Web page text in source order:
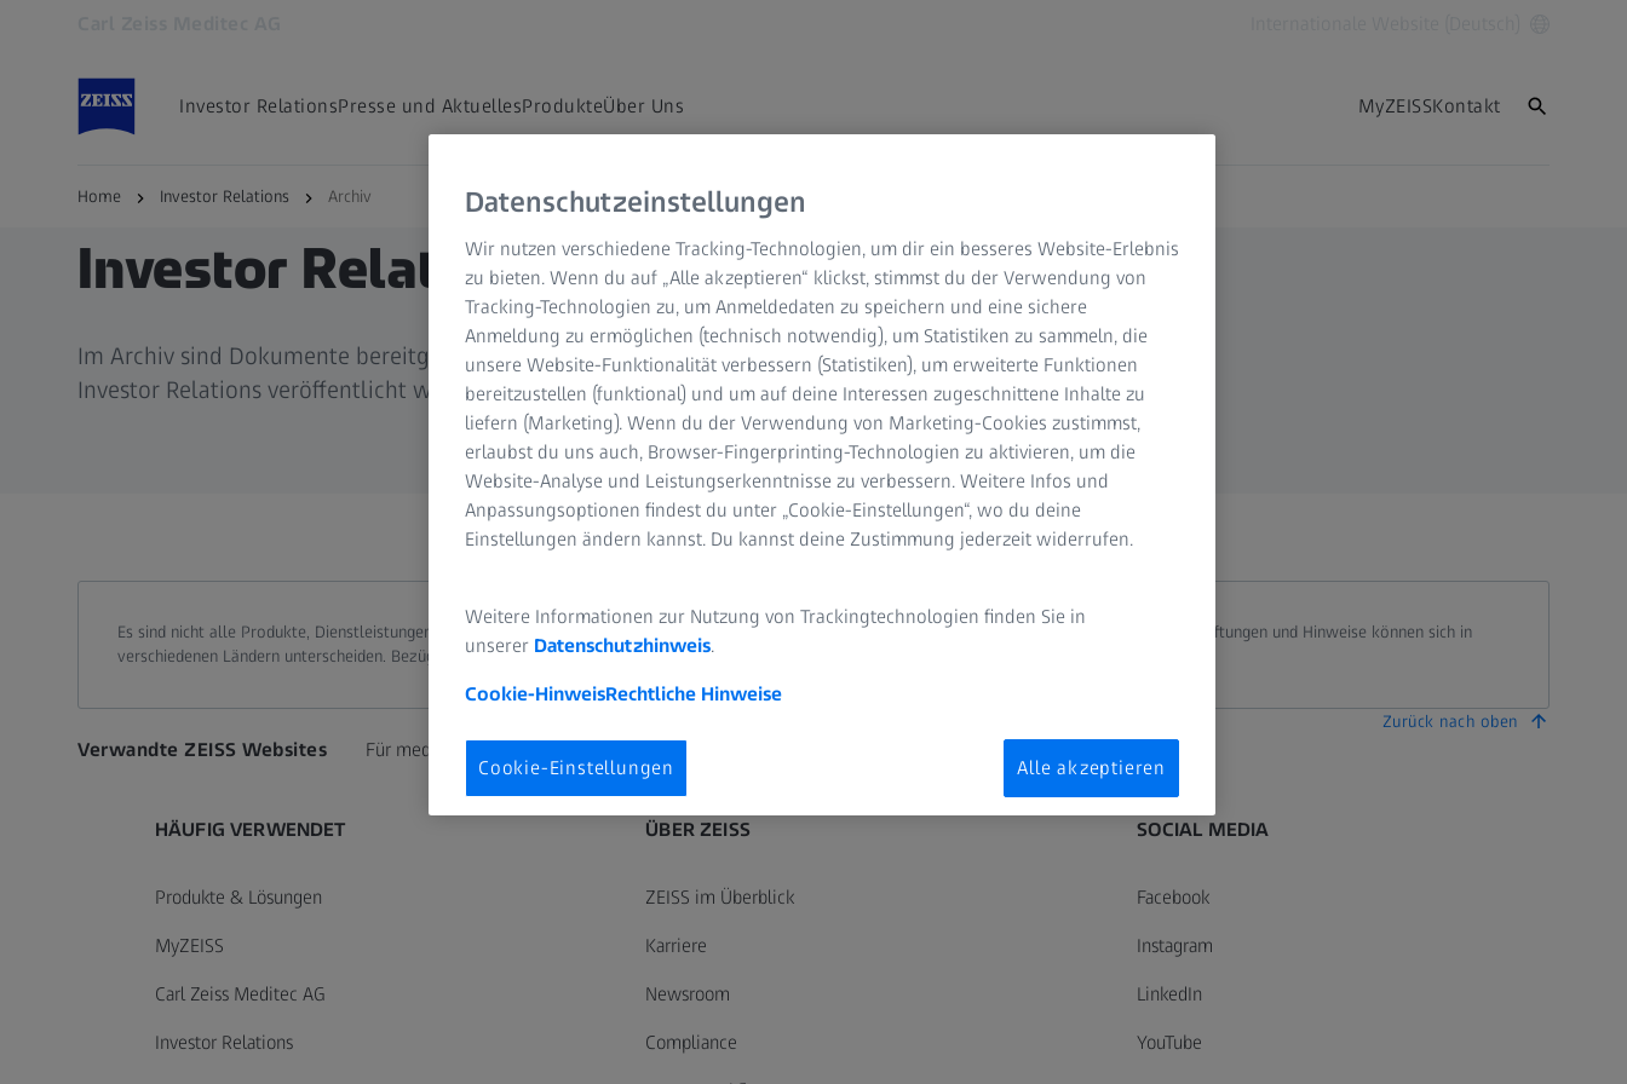
Investor RelationsPresse und AktuellesProdukteÜber Uns MyZEISSKontakt
Home Investor Relations Archiv
Investor Relations Archiv
Im Archiv sind Dokumente bereitgestellt, die in den letzten Jahren im Zusammenhang mit
Investor Relations veröffentlicht wurden.
Es sind nicht alle Produkte, Dienstleistungen oder Angebote in jedem Markt zugelassen bzw. werden dort angeboten, und die zulassungsgemäßen Beschriftungen und Hinweise können sich in
verschiedenen Ländern unterscheiden. Bezüglich länderspezifischen Produktinformationen besuchen Sie bitte die Website für das jeweilige Land.
Zurück nach oben
Verwandte ZEISS Websites Für medizinisches Fachpersonal ZEISS Gruppe
HÄUFIG VERWENDET
Produkte & Lösungen
MyZEISS
Carl Zeiss Meditec AG
Investor Relations
ÜBER ZEISS
ZEISS im Überblick
Karriere
Newsroom
Compliance
SOCIAL MEDIA
Facebook
Instagram
LinkedIn
YouTube
Datenschutzeinstellungen
Wir nutzen verschiedene Tracking-Technologien, um dir ein besseres Website-Erlebnis
zu bieten. Wenn du auf „Alle akzeptieren“ klickst, stimmst du der Verwendung von
Tracking-Technologien zu, um Anmeldedaten zu speichern und eine sichere
Anmeldung zu ermöglichen (technisch notwendig), um Statistiken zu sammeln, die
unsere Website-Funktionalität verbessern (Statistiken), um erweiterte Funktionen
bereitzustellen (funktional) und um auf deine Interessen zugeschnittene Inhalte zu
liefern (Marketing). Wenn du der Verwendung von Marketing-Cookies zustimmst,
erlaubst du uns auch, Browser-Fingerprinting-Technologien zu aktivieren, um die
Website-Analyse und Leistungserkenntnisse zu verbessern. Weitere Infos und
Anpassungsoptionen findest du unter „Cookie-Einstellungen“, wo du deine
Einstellungen ändern kannst. Du kannst deine Zustimmung jederzeit widerrufen.
Weitere Informationen zur Nutzung von Trackingtechnologien finden Sie in
unserer Datenschutzhinweis.
Cookie-HinweisRechtliche Hinweise
Cookie-Einstellungen Alle akzeptieren